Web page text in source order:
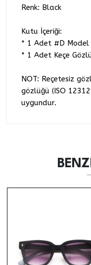
Renk: Black
Kutu İçeriği:
* 1 Adet #D Model
* 1 Adet Keçe
NOT: Reçetesiz
gözlüğü (ISO
uygundur.